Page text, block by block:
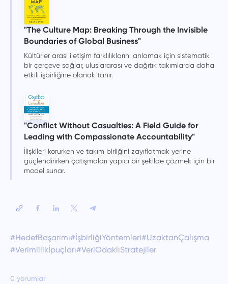
"The Culture Map: Breaking Through the Invisible
Boundaries of Global Business"
Kültürler arası iletişim farklılıklarını anlamak için sistematik
bir çerçeve sağlar, uluslararası ve dağıtık takımlarda daha
etkili işbirliğine olanak tanır.
"Conflict Without Casualties: A Field Guide for
Leading with Compassionate Accountability"
İlişkileri korurken ve takım birliğini zayıflatmak yerine
güçlendirirken çatışmaları yapıcı bir şekilde çözmek için bir
model sunar.
#HedefBaşarımı#İşbirliğiYöntemleri#UzaktanÇalışma
#Verimlilikİpuçları#VeriOdaklıStratejiler
0 yorumlar